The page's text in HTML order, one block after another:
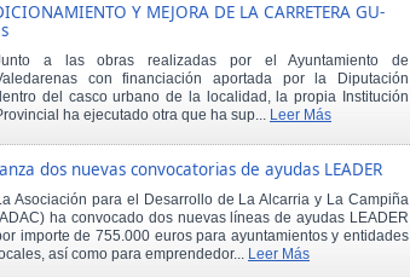
Y MEJORA DE LA CARRETERA GU-
a las obras realizadas por el Ayuntamiento de
con financiación aportada por la Diputación
del casco urbano de la localidad, la propia Institución
ha ejecutado otra que ha sup... Leer Más
dos nuevas convocatorias de ayudas LEADER
Asociación para el Desarrollo de La Alcarria y La Campiña
ha convocado dos nuevas líneas de ayudas LEADER
importe de 755.000 euros para ayuntamientos y entidades
así como para emprendedor... Leer Más